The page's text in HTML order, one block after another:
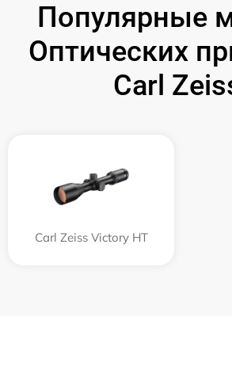
Популярные
Оптических
Carl
Carl Zeiss Victory HT